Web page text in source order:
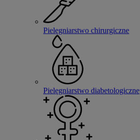
Pielęgniarstwo chirurgiczne
Pielęgniarstwo diabetologiczne